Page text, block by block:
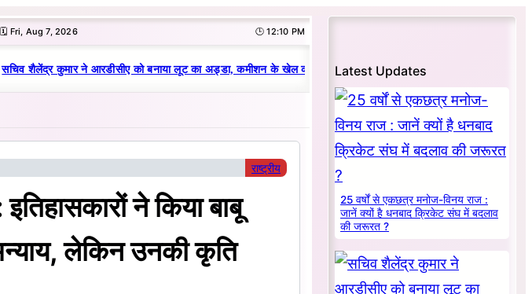
🗓️ Fri, Aug 7, 2026 🕒 12:10 PM
शैलेंद्र कुमार ने आरडीसीए को बनाया लूट का अड्डा, कमीशन के खेल का हुआ भंडाफोड़ | धनबाद क्रिकेट संघ में परिवारवाद की
राष्ट्रीय
ने किया बाबू
लेकिन उनकी कृति
Latest Updates
25 वर्षों से एकछत्र मनोज-विनय राज :
जानें क्यों है धनबाद क्रिकेट संघ में बदलाव
की जरूरत ?